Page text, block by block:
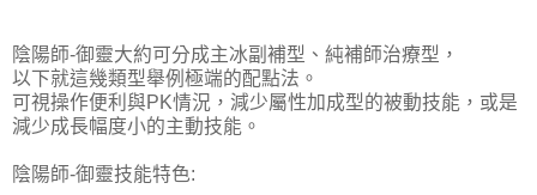
陰陽師-御靈大約可分成主冰副補型、純補師治療型，
以下就這幾類型舉例極端的配點法。
可視操作便利與PK情況，減少屬性加成型的被動技能，或是
減少成長幅度小的主動技能。
陰陽師-御靈技能特色: